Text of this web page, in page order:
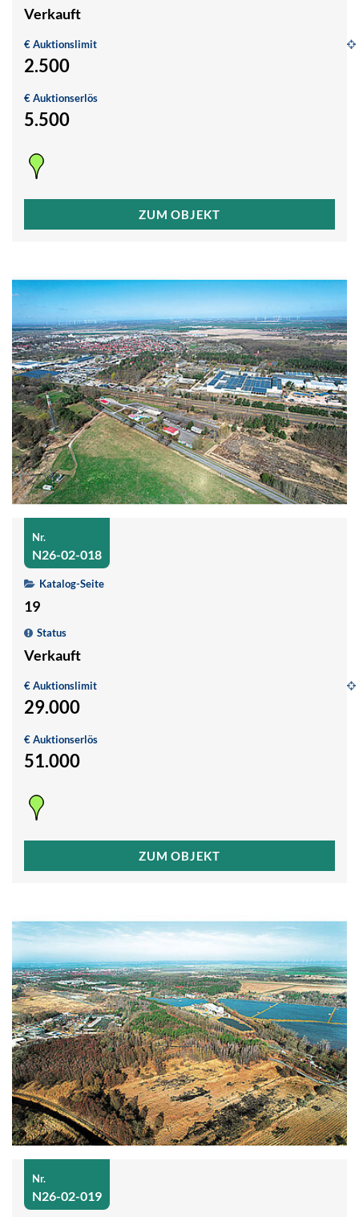
Verkauft
€ Auktionslimit
2.500
€ Auktionserlös
5.500
ZUM OBJEKT
Nr.
N26-02-018
Katalog-Seite
19
Status
Verkauft
€ Auktionslimit
29.000
€ Auktionserlös
51.000
ZUM OBJEKT
Nr.
N26-02-019